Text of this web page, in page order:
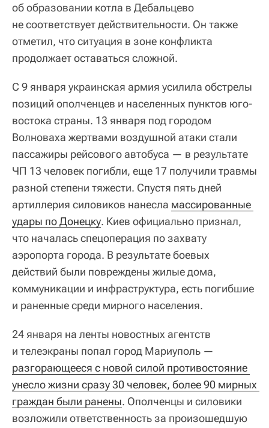
об образовании котла в Дебальцево
не соответствует действительности. Он также
отметил, что ситуация в зоне конфликта
продолжает оставаться сложной.
С 9 января украинская армия усилила обстрелы
позиций ополченцев и населенных пунктов юго-
востока страны. 13 января под городом
Волноваха жертвами воздушной атаки стали
пассажиры рейсового автобуса — в результате
ЧП 13 человек погибли, еще 17 получили травмы
разной степени тяжести. Спустя пять дней
артиллерия силовиков нанесла массированные
удары по Донецку. Киев официально признал,
что началась спецоперация по захвату
аэропорта города. В результате боевых
действий были повреждены жилые дома,
коммуникации и инфраструктура, есть погибшие
и раненные среди мирного населения.
24 января на ленты новостных агентств
и телеэкраны попал город Мариуполь —
разгорающееся с новой силой противостояние
унесло жизни сразу 30 человек, более 90 мирных
граждан были ранены. Ополченцы и силовики
возложили ответственность за произошедшую